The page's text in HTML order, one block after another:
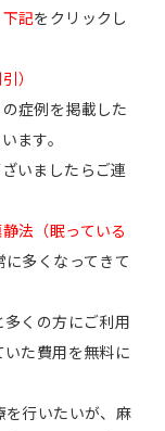
下記をクリックし
）
症例を掲載した
ます。
いましたらご連
法（眠っている
多くなってきて
くの方にご利用
いた費用を無料に
を行いたいが、麻